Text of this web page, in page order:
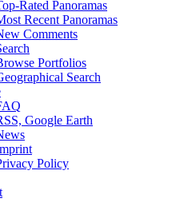
Rated Panoramas
Recent Panoramas
Comments
Portfolios
Search
Google Earth
Policy